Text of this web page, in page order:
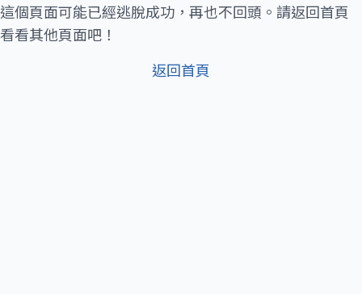
這個頁面可能已經逃脫成功，再也不回頭。請返回首頁
看看其他頁面吧！
返回首頁